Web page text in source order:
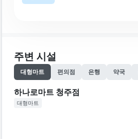
주변 시설
대형마트 편의점 은행 약국
하나로마트 청주점
대형마트